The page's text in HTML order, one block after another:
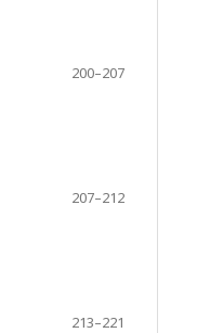
200–207
207–212
213–221